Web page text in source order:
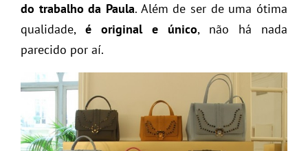
do trabalho da Paula. Além de ser de uma ótima
qualidade, é original e único, não há nada
parecido por aí.